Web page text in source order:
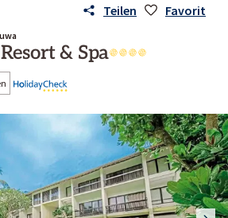
Teilen Favorit
& Spa